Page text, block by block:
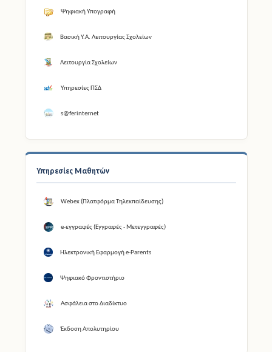
Ψηφιακή Υπογραφή
Βασική Υ.Α. Λειτουργίας Σχολείων
Λειτουργία Σχολείων
Υπηρεσίες ΠΣΔ
s@ferinternet
Υπηρεσίες Μαθητών
Webex (Πλατφόρμα Τηλεκπαίδευσης)
e-εγγραφές (Εγγραφές - Μετεγγραφές)
Ηλεκτρονική Εφαρμογή e-Parents
Ψηφιακό Φροντιστήριο
Ασφάλεια στο Διαδίκτυο
Έκδοση Απολυτηρίου